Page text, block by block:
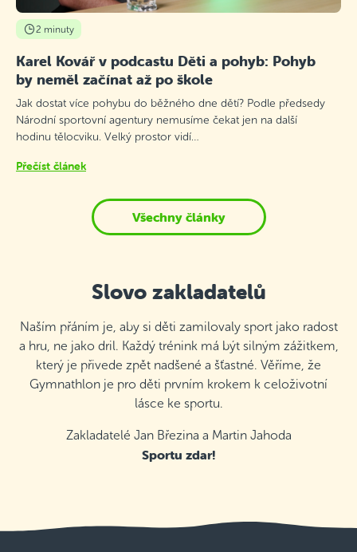
2 minuty
Karel Kovář v podcastu Děti a pohyb: Pohyb
by neměl začínat až po škole
Jak dostat více pohybu do běžného dne dětí? Podle předsedy
Národní sportovní agentury nemusíme čekat jen na další
hodinu tělocviku. Velký prostor vidí…
Přečíst článek
Všechny články
Slovo zakladatelů
Naším přáním je, aby si děti zamilovaly sport jako radost
a hru, ne jako dril. Každý trénink má být silným zážitkem,
který je přivede zpět nadšené a šťastné. Věříme, že
Gymnathlon je pro děti prvním krokem k celoživotní
lásce ke sportu.
Zakladatelé Jan Březina a Martin Jahoda
Sportu zdar!